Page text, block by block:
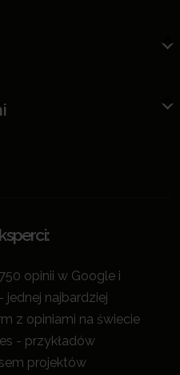
opinii w Google i
jednej najbardziej
z opiniami na świecie
- przykładów
projektów